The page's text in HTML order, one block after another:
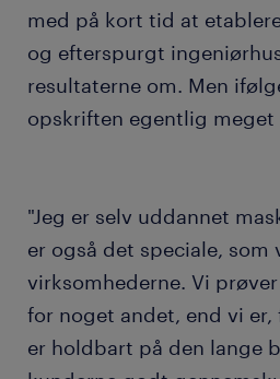
med på kort tid at
og efterspurgt
resultaterne om. Men
opskriften egentlig meget
"Jeg er selv uddannet
er også det speciale, som
virksomhederne. Vi
for noget andet, end vi
er holdbart på den lange